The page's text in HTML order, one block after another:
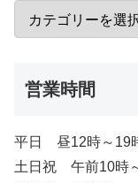
営業時間
平日 昼12時～19
土日祝 午前10時